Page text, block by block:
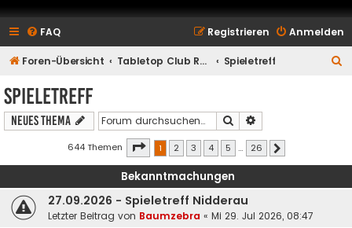
FAQ Anmelden
Registrieren
Foren-Übersicht Tabletop Club Rhein Main e.V. Spieletreff
Spieletreff
Neues Thema Suche
644 Themen Seite von26
1 2 3 4 5 … 26
Bekanntmachungen
27.09.2026 - Spieletreff Nidderau
Letzter Beitrag von Baumzebra « Mi 29. Jul 2026, 08:47